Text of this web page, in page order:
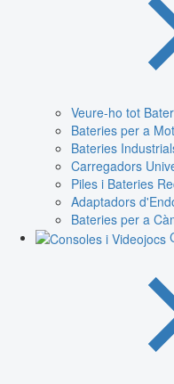
Veure-ho tot
Bateries per a
Bateries
Carregadors
Piles i Bateries
Adaptadors
Bateries per a